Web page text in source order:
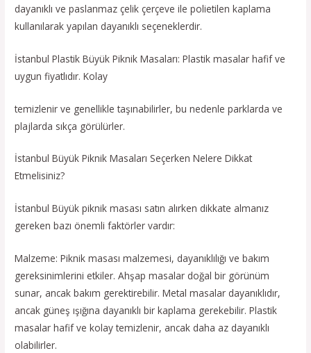
dayanıklı ve paslanmaz çelik çerçeve ile polietilen kaplama
kullanılarak yapılan dayanıklı seçeneklerdir.
İstanbul Plastik Büyük Piknik Masaları: Plastik masalar hafif ve
uygun fiyatlıdır. Kolay
temizlenir ve genellikle taşınabilirler, bu nedenle parklarda ve
plajlarda sıkça görülürler.
İstanbul Büyük Piknik Masaları Seçerken Nelere Dikkat
Etmelisiniz?
İstanbul Büyük piknik masası satın alırken dikkate almanız
gereken bazı önemli faktörler vardır:
Malzeme: Piknik masası malzemesi, dayanıklılığı ve bakım
gereksinimlerini etkiler. Ahşap masalar doğal bir görünüm
sunar, ancak bakım gerektirebilir. Metal masalar dayanıklıdır,
ancak güneş ışığına dayanıklı bir kaplama gerekebilir. Plastik
masalar hafif ve kolay temizlenir, ancak daha az dayanıklı
olabilirler.